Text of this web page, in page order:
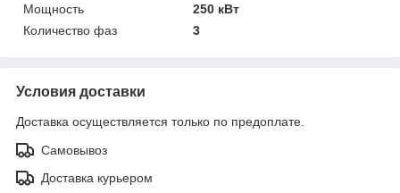
Мощность
250 кВт
Количество фаз
3
Условия доставки
Доставка осуществляется только по предоплате.
Самовывоз
Доставка курьером